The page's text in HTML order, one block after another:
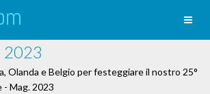
2023
Olanda e Belgio per festeggiare il nostro 25°
- Mag. 2023